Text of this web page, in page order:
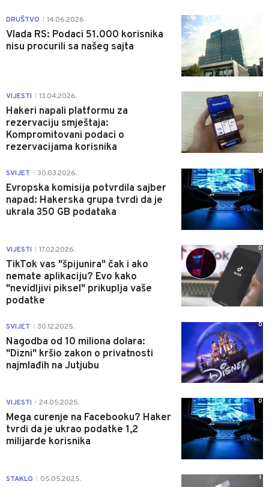
DRUŠTVO 14.06.2026.
Vlada RS: Podaci 51.000 korisnika
nisu procurili sa našeg sajta
VIJESTI 13.04.2026.
Hakeri napali platformu za
rezervaciju smještaja:
Kompromitovani podaci o
rezervacijama korisnika
0
SVIJET 30.03.2026.
Evropska komisija potvrdila sajber
napad: Hakerska grupa tvrdi da je
ukrala 350 GB podataka
0
VIJESTI 17.02.2026.
TikTok vas "špijunira" čak i ako
nemate aplikaciju? Evo kako
"nevidljivi piksel" prikuplja vaše
podatke
0
SVIJET 30.12.2025.
Nagodba od 10 miliona dolara:
"Dizni" kršio zakon o privatnosti
najmlađih na Jutjubu
0
VIJESTI 24.05.2025.
Mega curenje na Facebooku? Haker
tvrdi da je ukrao podatke 1,2
milijarde korisnika
0
STAKLO 05.05.2025. 1